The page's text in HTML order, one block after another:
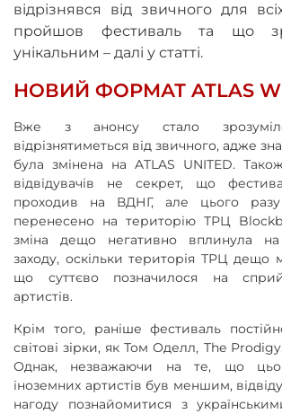
відрізнявся від звичного для
пройшов фестиваль та що
унікальним – далі у статті.
НОВИЙ ФОРМАТ ATLAS
Вже з анонсу стало
відрізнятиметься від звичного, адже
була змінена на ATLAS UNITED.
відвідувачів не секрет, що
проходив на ВДНГ, але цього
перенесено на територію ТРЦ
зміна дещо негативно вплинула
заходу, оскільки територія ТРЦ дещо
що суттєво позначилося на
артистів.
Крім того, раніше фестиваль
світові зірки, як Том Оделл, The
Однак, незважаючи на те, що
іноземних артистів був меншим,
нагоду познайомитися з